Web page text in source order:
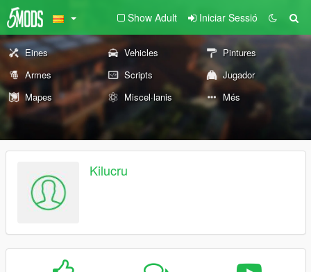
Show Adult Iniciar Sessió
Eines Vehicles
Pintures
Armes
Scripts
Jugador
Mapes
Miscel·lanis Més
Kilucru